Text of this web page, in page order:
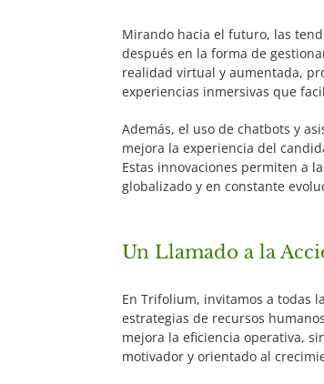
Mirando hacia el futuro, las
después en la forma de
realidad virtual y aumentada,
experiencias inmersivas que
Además, el uso de chatbots y
mejora la experiencia del
Estas innovaciones permiten a
globalizado y en constante
Un Llamado a la
En Trifolium, invitamos a todas
estrategias de recursos
mejora la eficiencia operativa,
motivador y orientado al